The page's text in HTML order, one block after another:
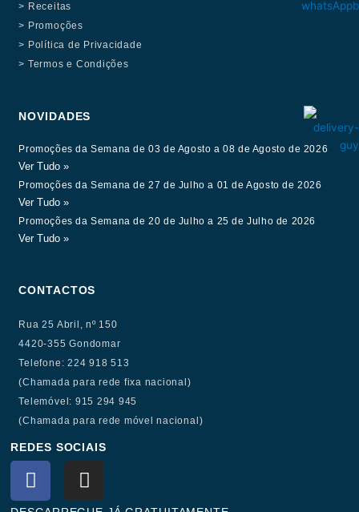
> Receitas
> Promoções
> Política de Privacidade
> Termos e Condições
NOVIDADES
Promoções da Semana de 03 de Agosto a 08 de Agosto de 2026
Ver Tudo »
Promoções da Semana de 27 de Julho a 01 de Agosto de 2026
Ver Tudo »
Promoções da Semana de 20 de Julho a 25 de Julho de 2026
Ver Tudo »
CONTACTOS
Rua 25 Abril, nº 150
4420-355 Gondomar
Telefone: 224 918 513
(Chamada para rede fixa nacional)
Telemóvel: 915 294 945
(Chamada para rede móvel nacional)
REDES SOCIAIS
F
a
c
I
n
s